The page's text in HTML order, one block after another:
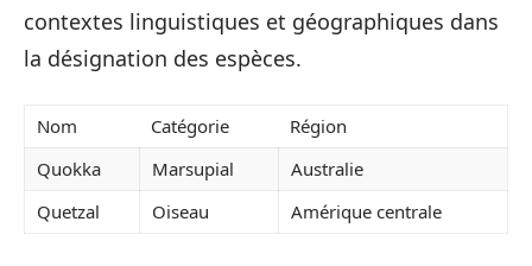
contextes linguistiques et géographiques dans
la désignation des espèces.
Nom Catégorie
Région
Quokka
Marsupial
Australie
Quetzal
Oiseau Amérique centrale